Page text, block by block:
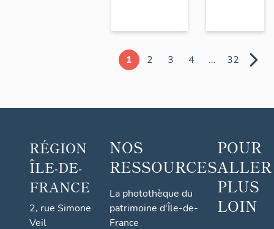
1 2 3 4 ... 32
RÉGION
ÎLE-DE-
FRANCE
2, rue Simone
Veil
NOS
RESSOURCES
La photothèque du
patrimoine d'Île-de-
France
POUR
ALLER
PLUS
LOIN